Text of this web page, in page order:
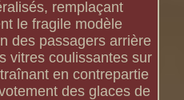
remplaçant
le fragile modèle
des passagers arrière
vitres coulissantes sur
en contrepartie
des glaces de